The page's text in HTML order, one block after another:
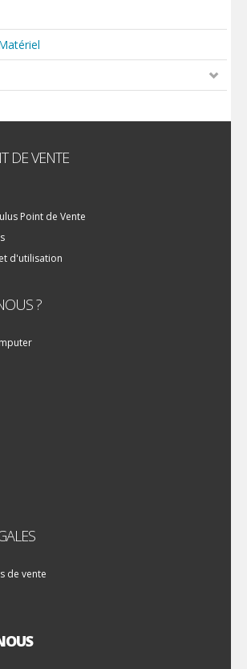
DE VENTE
Point de Vente
d'utilisation
?
de vente